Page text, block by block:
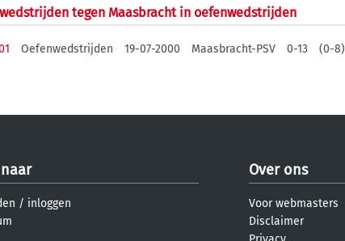
tegen Maasbracht in oefenwedstrijden
Oefenwedstrijden 19-07-2000 Maasbracht-PSV 0-13 (0-8)
/ inloggen
Over ons
Voor webmasters
Disclaimer